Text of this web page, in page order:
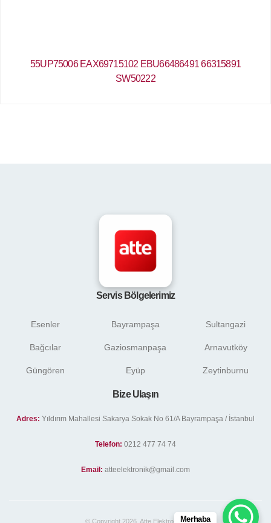
55UP75006 EAX69715102 EBU66486491 66315891
SW50222
Servis Bölgelerimiz
Esenler
Bağcılar
Güngören
Bayrampaşa
Gaziosmanpaşa
Eyüp
Sultangazi
Arnavutköy
Zeytinburnu
Bize Ulaşın
Adres: Yıldırım Mahallesi Sakarya Sokak No 61/A Bayrampaşa / İstanbul
Telefon: 0212 477 74 74
Email: atteelektronik@gmail.com
© Copyright 2026. Atte Elektronik .Merhaba